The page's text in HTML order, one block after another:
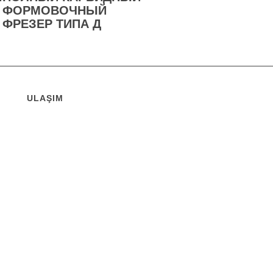
ФОРМОВОЧНЫЙ
ФРЕЗЕР ТИПА Д
ULAŞIM